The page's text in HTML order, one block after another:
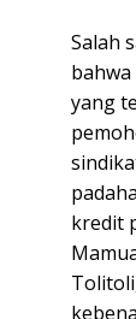
Salah
yang
kredit